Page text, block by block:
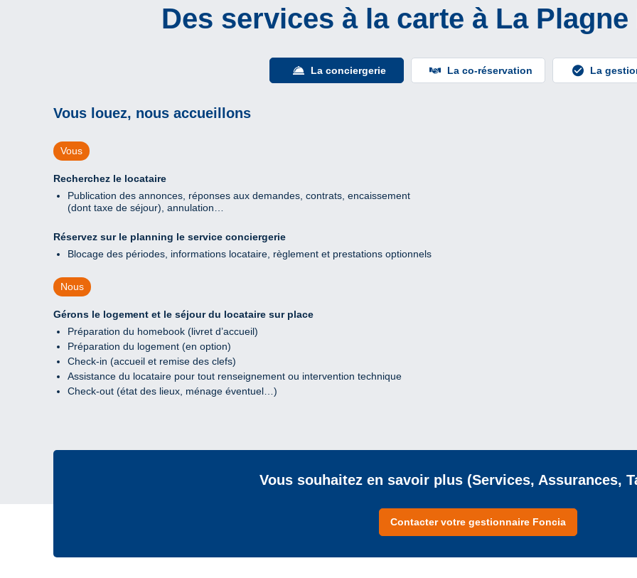
Des services à la carte à La
La conciergerie La co-réservation La
Vous louez, nous accueillons
Vous
Recherchez le locataire
Publication des annonces, réponses aux demandes, contrats, encaissement
(dont taxe de séjour), annulation…
Réservez sur le planning le service conciergerie
Blocage des périodes, informations locataire, règlement et prestations optionnels
Nous
Gérons le logement et le séjour du locataire sur place
Préparation du homebook (livret d’accueil)
Préparation du logement (en option)
Check-in (accueil et remise des clefs)
Assistance du locataire pour tout renseignement ou intervention technique
Check-out (état des lieux, ménage éventuel…)
Vous souhaitez en savoir plus (Services, Assurances,
Contacter votre gestionnaire Foncia